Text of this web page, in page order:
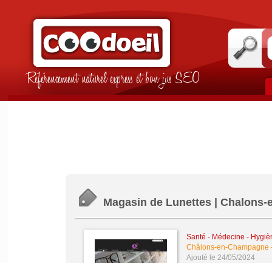
Référencement naturel express et bon jus SEO
Magasin de Lunettes |
Santé - Médecine -
Châlons-en-Champagne
Ajouté le 24/05/2024